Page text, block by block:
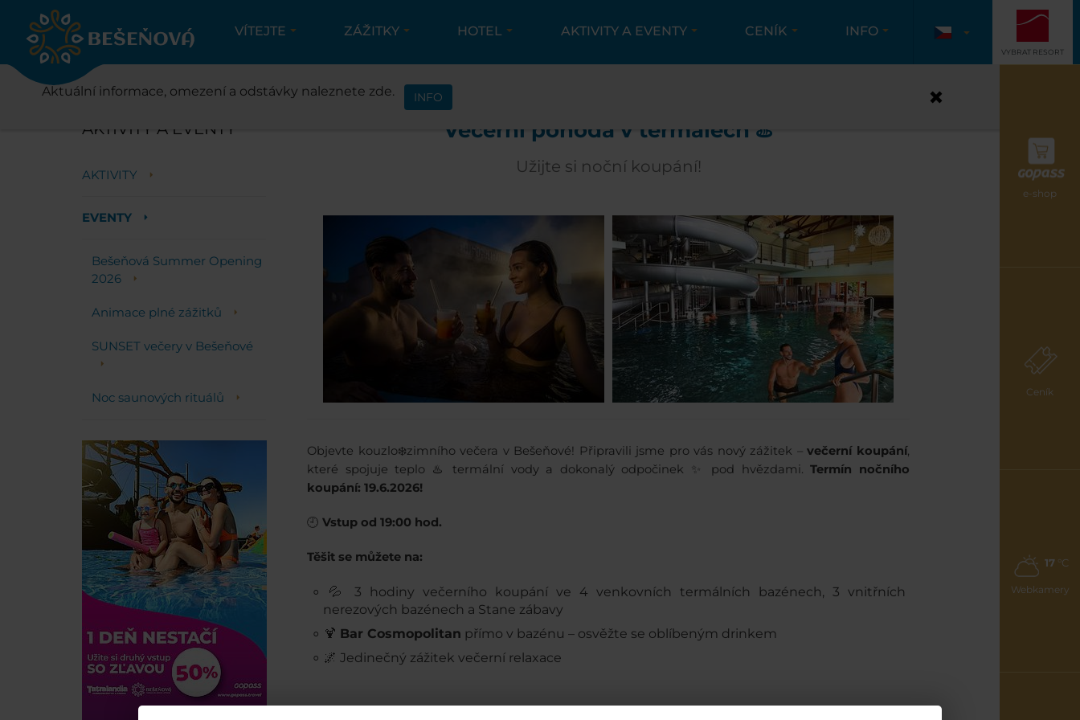
e-shop
Ceník
17°C
Webkamery
VÍTEJTE ZÁŽITKY HOTEL AKTIVITY A EVENTY CENÍK INFO
VYBRAT RESORT
AKTIVITY A EVENTY
AKTIVITY A EVENTY
AKTIVITY
EVENTY
Bešeňová Summer Opening
2026
Animace plné zážitků
SUNSET večery v Bešeňové
Noc saunových rituálů
Večerní pohoda v termálech ♨️
Užijte si noční koupání!
Objevte kouzlo❄️zimního večera v Bešeňové! Připravili jsme pro vás nový zážitek –večerní koupání,
které spojuje teplo ♨️ termální vody a dokonalý odpočinek ✨ pod hvězdami.Termín nočního
koupání: 19.6.2026!
🕘 Vstup od 19:00 hod.
Těšit se můžete na:
💦 3 hodiny večerního koupání ve 4 venkovních termálních bazénech, 3 vnitřních
nerezových bazénech a Stane zábavy
🍹 Bar Cosmopolitan přímo v bazénu – osvěžte se oblíbeným drinkem
🌌 Jedinečný zážitek večerní relaxace
Aktuální informace, omezení a odstávky naleznete zde. INFO